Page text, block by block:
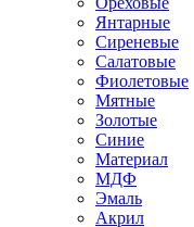
Янтарные
Сиреневые
Салатовые
Фиолетовые
Мятные
Золотые
Синие
Материал
МДФ
Эмаль
Акрил